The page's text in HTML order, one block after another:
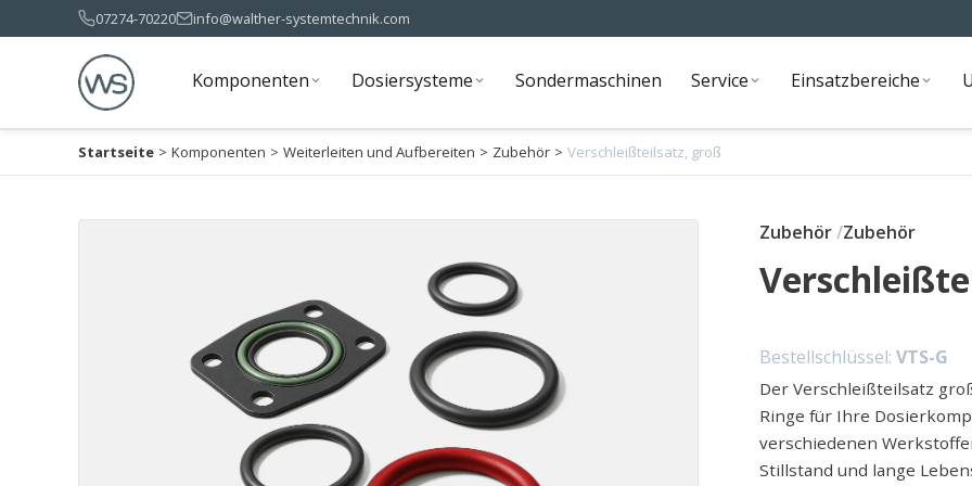
07274-70220 info@walther-systemtechnik.com
Komponenten
Dosiersysteme
Sondermaschinen
Service
Einsatzbereiche
Startseite > Komponenten > Weiterleiten und Aufbereiten > Zubehör > Verschleißteilsatz, groß
Zubehör Zubehör
Bestellschlüssel: VTS-G
Der Verschleißteilsatz
Ringe für Ihre
verschiedenen
Stillstand und lange